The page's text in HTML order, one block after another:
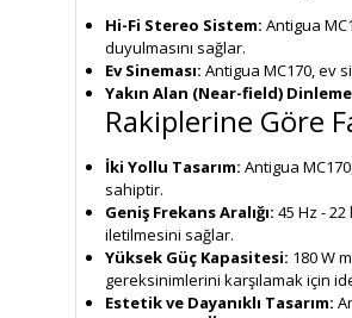
Hi-Fi Stereo Sistem: Antigua
duyulmasını sağlar.
Ev Sineması: Antigua MC170, ev
Yakın Alan (Near-field)
Rakiplerine Göre
İki Yollu Tasarım: Antigua
sahiptir.
Geniş Frekans Aralığı: 45 Hz -
iletilmesini sağlar.
Yüksek Güç Kapasitesi: 180 W
gereksinimlerini karşılamak için
Estetik ve Dayanıklı Tasarım: